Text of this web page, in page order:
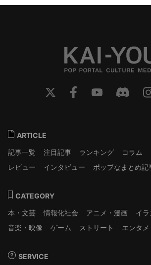
ARTICLE
記事一覧
注目記事 ランキング コラム
レビュー
インタビュー ポップなまとめ記
CATEGORY
本・文芸
情報化社会 アニメ・漫画
イ
音楽・映像
ゲーム ストリート エンタメ
SERVICE